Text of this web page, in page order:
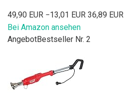
49,90 EUR −13,01 EUR 36,89 EUR
Bei Amazon ansehen
AngebotBestseller Nr. 2